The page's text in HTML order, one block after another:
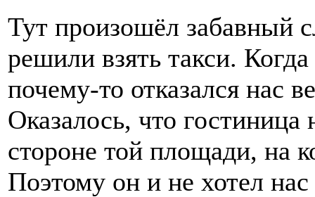
Тут произошёл забавный
решили взять такси.
почему-то отказался нас
Оказалось, что гостиница
стороне той площади, на
Поэтому он и не хотел нас